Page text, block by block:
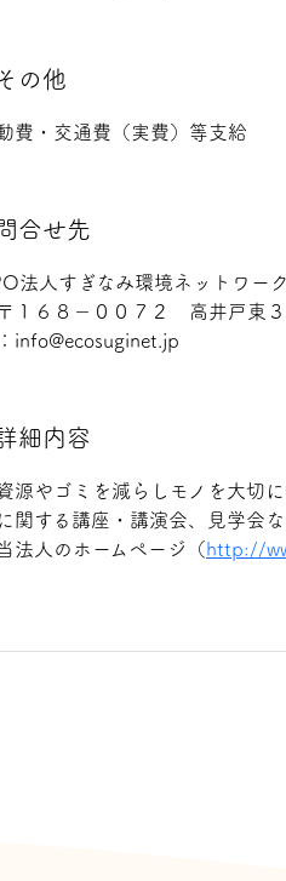
その他
費・交通費（実費）等支給
合せ先
法人すぎなみ環境ネットワーク
〒１６８－００７２ 高井戸
info@ecosuginet.jp
細内容
源やゴミを減らしモノを大切
関する講座・講演会、見学会
法人のホームページ（ http://